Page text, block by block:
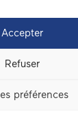
Accepter
Refuser
préférences
les médias